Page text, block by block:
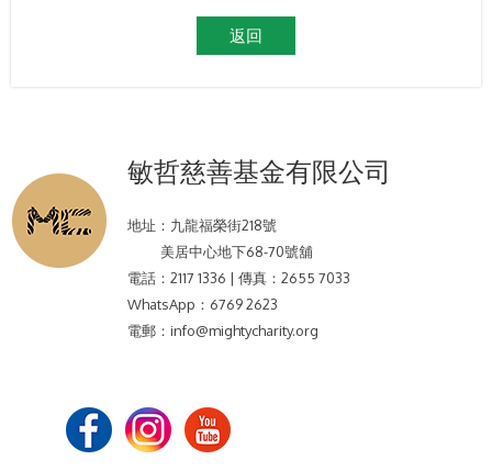
返回
敏哲慈善基金有限公司
地址： 九龍福榮街218號
美居中心地下68-70號舖
電話： 2117 1336 | 傳真：2655 7033
WhatsApp： 6769 2623
電郵： info@mightycharity.org